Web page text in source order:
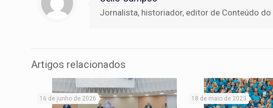
Jornalista, historiador, editor de Conteúdo
Artigos relacionados
16 de junho de 2026 18 de maio de 2023